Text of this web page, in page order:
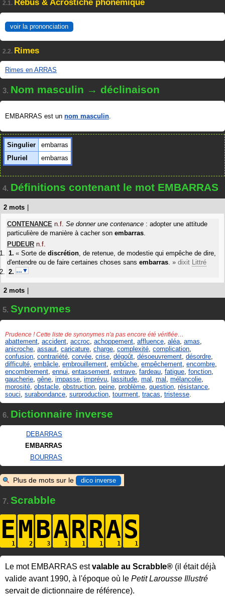
2.1. Rébus & Acrostiche phonémique
voir la prononciation
2.2. Rimes
Rimes en ARRAS
3. Nom masculin → déclinaison
EMBARRAS est un nom masculin.
Singulier
embarras
Pluriel
embarras
4. Définitions contenant le mot EMBARRAS
2 mots
CONTENANCE n.f. Se donner une contenance : adopter une attitude
particulière de manière à cacher son embarras.
PUDEUR n.f.
« Sorte de discrétion, de retenue, de modestie qui empêche de dire,
d'entendre ou de faire certaines choses sans embarras. » dixit Littré
…▼
2 mots
5. Synonymes
Prudence ! Cette liste de synonymes n'a pas encore été vérifiée…
abattement accident accroc achoppement affluence aléa amas
anicroche assaut caricature charge complexité complication
confusion contrariété corvée crise dégoût désoeuvrement désordre
difficulté embâcle embrouillement embûche empêchement encombre
encombrement ennui entassement entrave fardeau fatigue fonction
gaucherie gêne impasse imprévu lassitude mal mal mélancolie
morosité obstacle obstruction peine problème question résistance
souci surabondance surproduction tourment tracas tristesse
6. Dictionnaire inverse
DEBARRAS
EMBARRAS
BOURRAS
Plus de mots sur le dico inverse
7. Scrabble
EMBARRAS
Le mot EMBARRAS estvalable au Scrabble® (il était déjà
valide avant 1990, à l'époque où le Petit Larousse Illustré
servait de dictionnaire de référence).